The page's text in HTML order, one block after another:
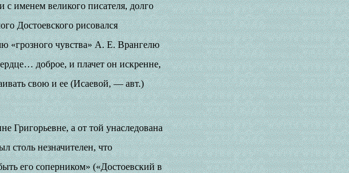
именем великого писателя, долго
Достоевского рисовался
«грозного чувства» А. Е. Врангелю
доброе, и плачет он искренне,
свою и ее (Исаевой, — авт.)
Григорьевне, а от той унаследована
незначителен, что
его соперником» («Достоевский в